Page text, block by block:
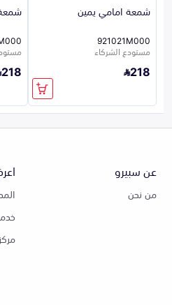
شمعة امامي يمين
921021M000
مستودع الشركاء
218
218
عن سبيرو
من نحن